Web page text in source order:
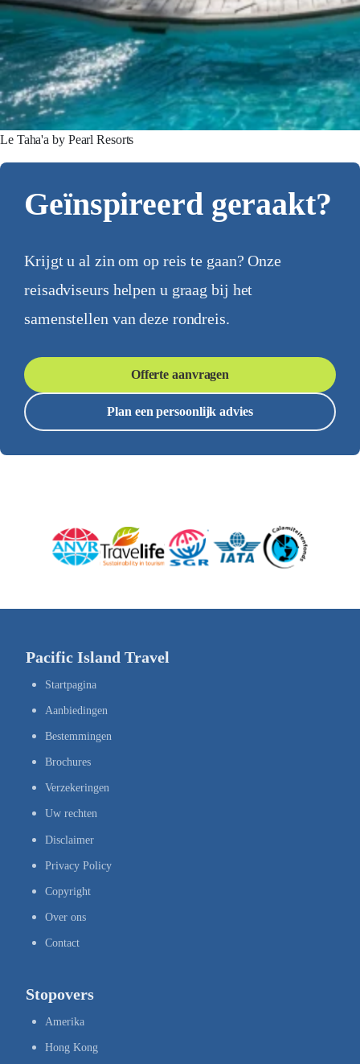
Le Taha'a by Pearl Resorts
Geïnspireerd geraakt?
Krijgt u al zin om op reis te gaan? Onze
reisadviseurs helpen u graag bij het
samenstellen van deze rondreis.
Offerte aanvragen
Plan een persoonlijk advies
Pacific Island Travel
Startpagina
Aanbiedingen
Bestemmingen
Brochures
Verzekeringen
Uw rechten
Disclaimer
Privacy Policy
Copyright
Over ons
Contact
Stopovers
Amerika
Hong Kong